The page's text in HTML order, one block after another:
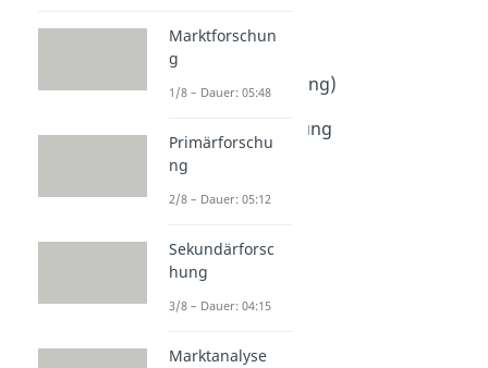
Dauer: 04:30
Sales Promotion
(Verkaufsförderung)
Kundenorientierung
Dauer: 04:17
AIDA Formel
Dauer: 05:08
Marktforschun
g
1/8 – Dauer: 05:48
Primärforschu
ng
2/8 – Dauer: 05:12
Sekundärforsc
hung
3/8 – Dauer: 04:15
Marktanalyse